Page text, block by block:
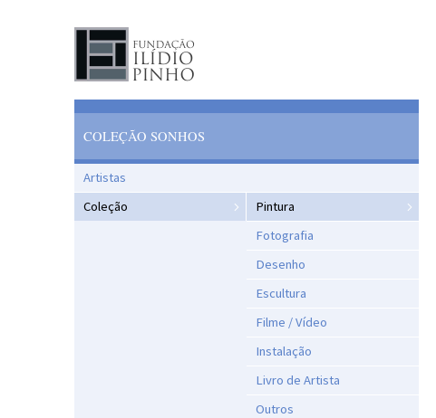
COLEÇÃO SONHOS
Artistas
Coleção
Pintura
Fotografia
Desenho
Escultura
Filme / Vídeo
Instalação
Livro de Artista
Outros